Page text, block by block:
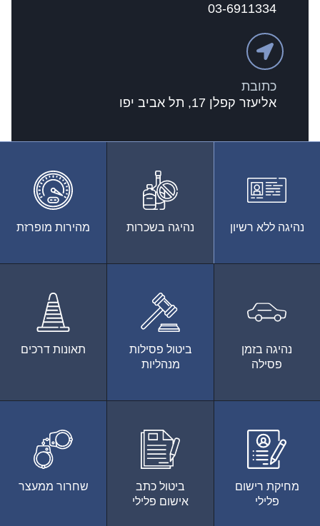
03-6911334
כתובת
אליעזר קפלן 17, תל אביב יפו
נהיגה ללא רשיון נהיגה בשכרות מהירות מופרזת
נהיגה בזמן
פסילה
ביטול פסילות
מנהליות
תאונות דרכים
מחיקת רישום
פלילי
ביטול כתב
אישום פלילי
שחרור ממעצר